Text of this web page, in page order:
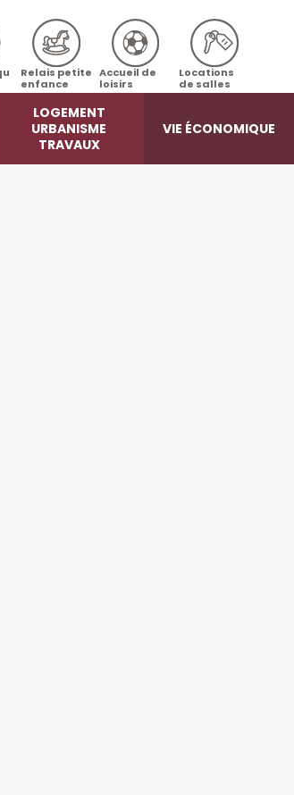
Relais petite
enfance
Accueil de
loisirs
Locations
de salles
LOGEMENT
URBANISME
TRAVAUX
VIE ÉCONOMIQUE